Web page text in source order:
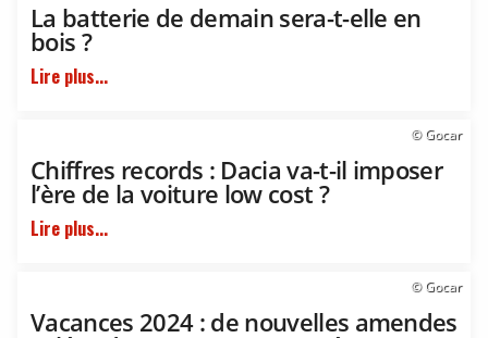
La batterie de demain sera-t-elle en
bois ?
Lire plus...
© Gocar
Chiffres records : Dacia va-t-il imposer
l’ère de la voiture low cost ?
Lire plus...
© Gocar
Vacances 2024 : de nouvelles amendes